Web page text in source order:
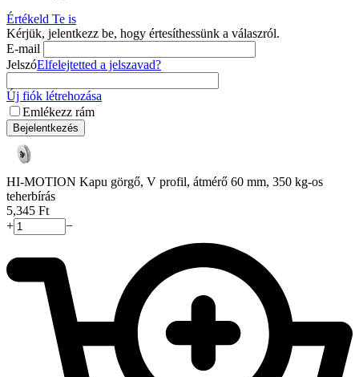
Értékeld Te is
Kérjük, jelentkezz be, hogy értesíthessünk a válaszról.
E-mail
JelszóElfelejtetted a jelszavad?
Új fiók létrehozása
Emlékezz rám
Bejelentkezés
HI-MOTION Kapu görgő, V profil, átmérő 60 mm, 350 kg-os
teherbírás
5,345 Ft
+
−